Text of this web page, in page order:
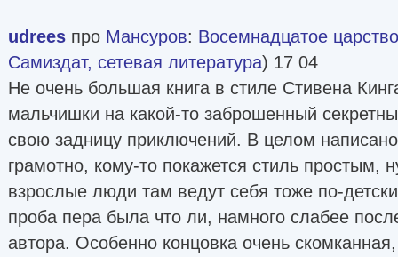
udrees про Мансуров: Восемнадцатое
Самиздат, сетевая литература) 17 04
Не очень большая книга в стиле Стивена
мальчишки на какой-то заброшенный
свою задницу приключений. В целом
грамотно, кому-то покажется стиль простым,
взрослые люди там ведут себя тоже по-
проба пера была что ли, намного слабее
автора. Особенно концовка очень